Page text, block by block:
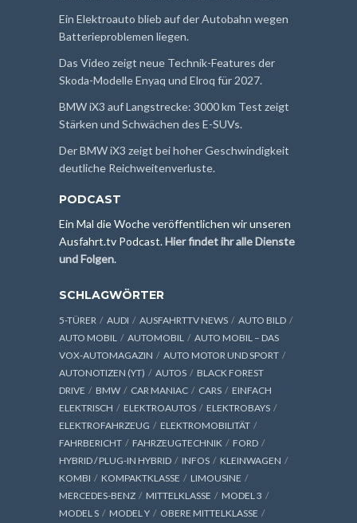
Ein Elektroauto blieb auf der Autobahn wegen
Batterieproblemen liegen.
Das Video zeigt neue Technik-Features der
Skoda-Modelle Enyaq und Elroq für 2027.
BMW iX3 auf Langstrecke: 3000 km Test zeigt
Stärken und Schwächen des E-SUVs.
Der BMW iX3 zeigt bei hoher Geschwindigkeit
deutliche Reichweitenverluste.
PODCAST
Ein Mal die Woche veröffentlichen wir unseren
Ausfahrt.tv Podcast.Hier findet ihr alle Dienste
und Folgen.
SCHLAGWÖRTER
5-TÜRER AUDI AUSFAHRTTV NEWS
AUTO BILD
AUTO MOBIL
AUTOMOBIL
AUTO MOBIL – DAS
VOX-AUTOMAGAZIN
AUTO MOTOR UND SPORT
AUTONOTIZEN (YT)
AUTOS
BLACK FOREST
DRIVE
BMW CAR MANIAC CARS
EINFACH
ELEKTRISCH
ELEKTROAUTOS
ELEKTROBAYS
ELEKTROFAHRZEUG
ELEKTROMOBILITÄT
FAHRBERICHT
FAHRZEUGTECHNIK
FORD
HYBRID / PLUG-IN HYBRID
INFOS
KLEINWAGEN
KOMBI
KOMPAKTKLASSE
LIMOUSINE
MERCEDES-BENZ
MITTELKLASSE
MODEL 3
MODEL S
MODEL Y
OBERE MITTELKLASSE